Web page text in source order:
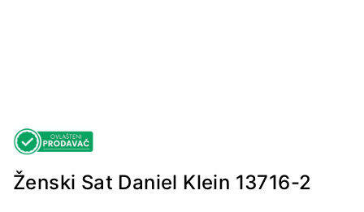
Ženski Sat Daniel Klein 13716-2